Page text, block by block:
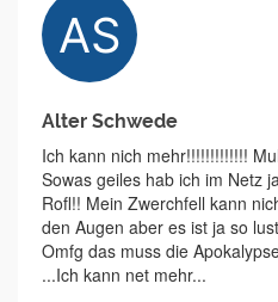
Alter Schwede
Ich kann nich mehr!!!!!!!!!!!!!
Sowas geiles hab ich im Netz
Rofl!! Mein Zwerchfell kann
den Augen aber es ist ja so
Omfg das muss die
...Ich kann net mehr...